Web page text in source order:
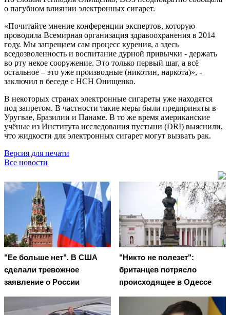
о пагубном влиянии электронных сигарет.
«Почитайте мнение конференции экспертов, которую
проводила Всемирная организация здравоохранения в 2014
году. Мы запрещаем сам процесс курения, а здесь
вседозволенность и воспитание дурной привычки - держать
во рту некое сооружение. Это только первый шаг, а всё
остальное – это уже производные (никотин, наркота)», -
заключил в беседе с НСН Онищенко.
В некоторых странах электронные сигареты уже находятся
под запретом. В частности такие меры были предприняты в
Уругвае, Бразилии и Панаме. В то же время американские
учёные из Института исследования пустыни (DRI) выяснили,
что жидкости для электронных сигарет могут вызвать рак.
Версия для печати
Все новости
"Ее больше нет". В США
сделали тревожное
заявление о России
"Никто не полезет":
британцев потрясло
происходящее в Одессе